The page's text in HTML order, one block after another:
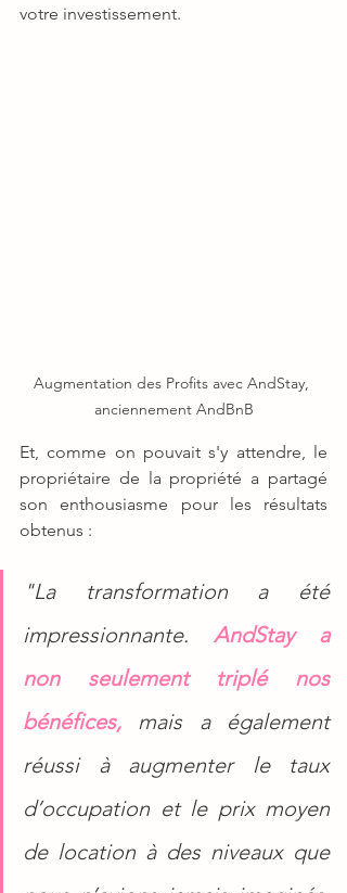
votre investissement.
Augmentation des Profits avec AndStay,
anciennement AndBnB
Et, comme on pouvait s'y attendre, le
propriétaire de la propriété a partagé
son enthousiasme pour les résultats
obtenus :
"La transformation a été
impressionnante. AndStay a
non seulement triplé nos
bénéfices, mais a également
réussi à augmenter le taux
d’occupation et le prix moyen
de location à des niveaux que